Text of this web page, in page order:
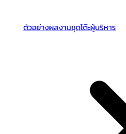
ตัวอย่างผลงานชุดโต๊ะผู้บริหาร